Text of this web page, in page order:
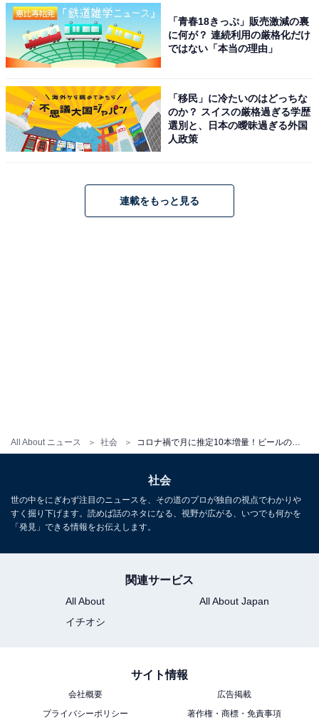
All About ニュース 社会
生ジョッキ缶など、コロナ禍ならではの新しいヒット商
品も登場。おうちビールの今後に注目です。
「青春18きっぷ」販売激減の裏
に何が？ 連続利用の厳格化だけ
ではない「本当の理由」
「移民」に冷たいのはどっちな
のか？ スイスの厳格過ぎる学歴
選別と、日本の曖昧過ぎる外国
人政策
連載をもっと見る
社会
世の中をにぎわず注目のニュースを、その道のプロが独自の視点でわかりや
すく掘り下げます。読めば話のネタになる、視野が広がる、いつでも何かを
「発見」できる情報をお伝えします。
関連サービス
All About
All About Japan
イチオシ
サイト情報
会社概要
広告掲載
プライバシーポリシー
著作権・商標・免責事項